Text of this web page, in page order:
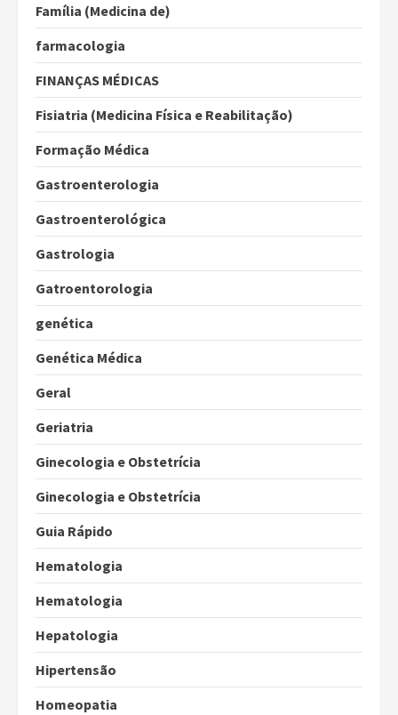
Família (Medicina de)
farmacologia
FINANÇAS MÉDICAS
Fisiatria (Medicina Física e Reabilitação)
Formação Médica
Gastroenterologia
Gastroenterológica
Gastrologia
Gatroentorologia
genética
Genética Médica
Geral
Geriatria
Ginecologia e Obstetrícia
Ginecologia e Obstetrícia
Guia Rápido
Hematologia
Hematologia
Hepatologia
Hipertensão
Homeopatia